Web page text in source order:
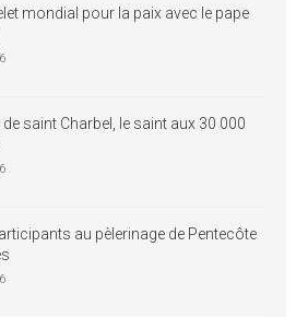
mondial pour la paix avec le pape
saint Charbel, le saint aux 30 000
au pèlerinage de Pentecôte